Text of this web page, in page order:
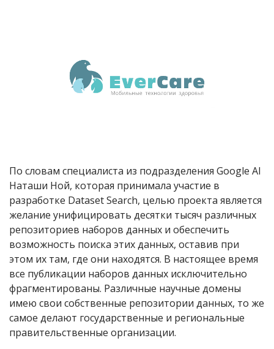
По словам специалиста из подразделения Google AI
Наташи Ной, которая принимала участие в
разработке Dataset Search, целью проекта является
желание унифицировать десятки тысяч различных
репозиториев наборов данных и обеспечить
возможность поиска этих данных, оставив при
этом их там, где они находятся. В настоящее время
все публикации наборов данных исключительно
фрагментированы. Различные научные домены
имею свои собственные репозитории данных, то же
самое делают государственные и региональные
правительственные организации.